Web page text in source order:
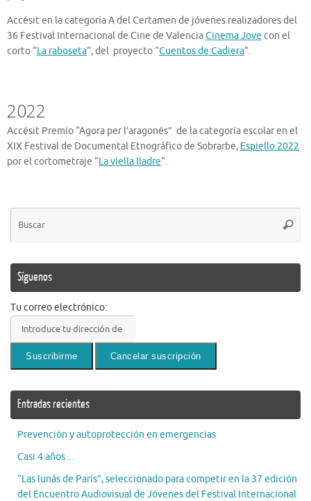
Accésit en la categoría A del Certamen de jóvenes realizadores del
36 Festival Internacional de Cine de ValenciaCinema Jove con el
corto “La raboseta“, del proyecto “Cuentos de Cadiera“.
2022
Accésit Premio “Agora per l’aragonés” de la categoría escolar en el
XIX Festival de Documental Etnográfico de Sobrarbe, Espiello 2022
por el cortometraje “La viella lladre“.
Síguenos
Tu correo electrónico:
Entradas recientes
Prevención y autoprotección en emergencias
Casi 4 años…
“Las lunás de París”, seleccionado para competir en la 37 edición
del Encuentro Audiovisual de Jóvenes del Festival Internacional